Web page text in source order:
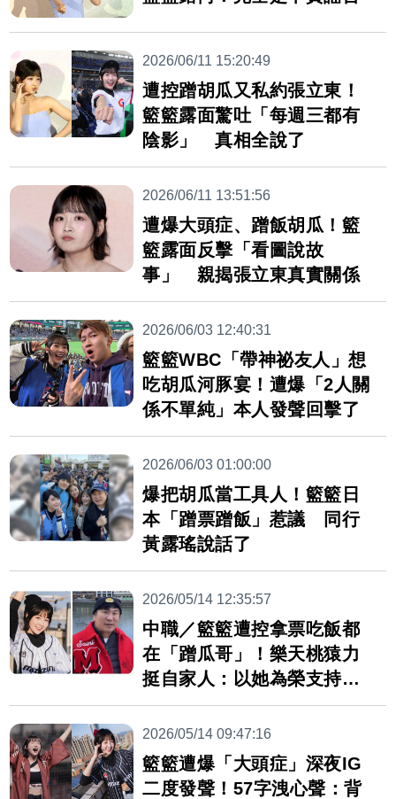
2026/06/11 15:20:49
遭控蹭胡瓜又私約張立東！
籃籃露面驚吐「每週三都有
陰影」 真相全說了
2026/06/11 13:51:56
遭爆大頭症、蹭飯胡瓜！籃
籃露面反擊「看圖說故
事」 親揭張立東真實關係
2026/06/03 12:40:31
籃籃WBC「帶神祕友人」想
吃胡瓜河豚宴！遭爆「2人關
係不單純」本人發聲回擊了
2026/06/03 01:00:00
爆把胡瓜當工具人！籃籃日
本「蹭票蹭飯」惹議 同行
黃露瑤說話了
2026/05/14 12:35:57
中職／籃籃遭控拿票吃飯都
在「蹭瓜哥」！樂天桃猿力
挺自家人：以她為榮支持到
底
2026/05/14 09:47:16
籃籃遭爆「大頭症」深夜IG
二度發聲！57字洩心聲：背